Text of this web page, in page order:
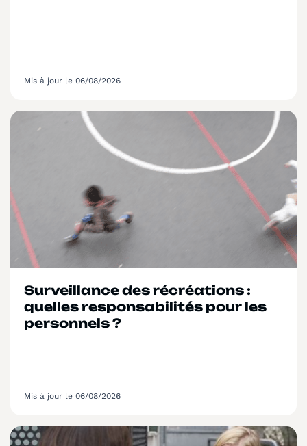
Mis à jour le 06/08/2026
Surveillance des récréations :
quelles responsabilités pour les
personnels ?
Mis à jour le 06/08/2026